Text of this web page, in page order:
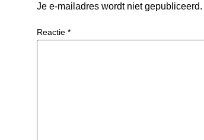
Je e-mailadres wordt niet gepubliceerd.
Reactie *